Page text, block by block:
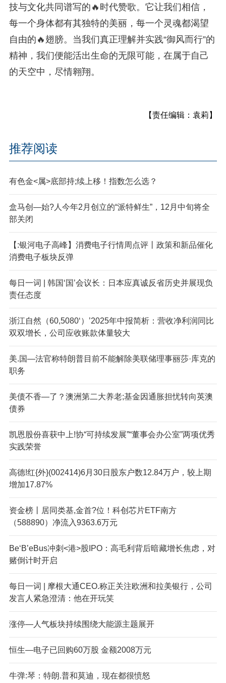
技与文化共同谱写的🔥时代赞歌。它让我们相信，
每一个身体都有其独特的美丽，每一个灵魂都渴望
自由的🔥翅膀。当我们真正理解并实践“御风而行”的
精神，我们便能活出生命的无限可能，在属于自己
的天空中，尽情翱翔。
【责任编辑：袁莉】
推荐阅读
有色金<属>底部持;续上移！指数怎么选？
盒马创—始?人今年2月创立的“派特鲜生”，12月中旬将全
部关闭
【:银河电子高峰】消费电子行情周点评丨政策和新品催化
消费电子板块反弹
每日一词 | 韩国‘国’会议长：日本应真诚反省历史并展现负
责任态度
浙江自然（60,5080‘）’2025年中报简析：营收净利润同比
双双增长，公司应收账款体量较大
美.国—法官称特朗普目前不能解除美联储理事丽莎·库克的
职务
美债不香—了？澳洲第二大养老;基金因通胀担忧转向英澳
债券
凯恩股份喜获中上!协“可持续发展”“董事会办公室”两项优秀
实践荣誉
高德!红{外}(002414)6月30日股东户数12.84万户，较上期
增加17.87%
资金榜丨居同类基,金首?位！科创芯片ETF南方
（588890）净流入9363.6万元
Be‘B’eBus冲刺<港>股IPO：高毛利背后暗藏增长焦虑，对
赌倒计时开启
每日一词 | 摩根大通CEO.称正关注欧洲和拉美银行，公司
发言人紧急澄清：他在开玩笑
涨停—人气板块持续围绕大能源主题展开
恒生—电子已回购60万股 金额2008万元
牛弹:琴：特朗.普和莫迪，现在都很愤怒